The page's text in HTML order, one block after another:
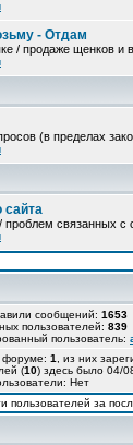
- Отдам
/ продаже щенков и
(в пределах
сайта
проблем связанных
сообщений: 1653
пользователей: 839
пользователь:
форуме: 1 , из них
(10) здесь было 04/
Нет
пользователей за